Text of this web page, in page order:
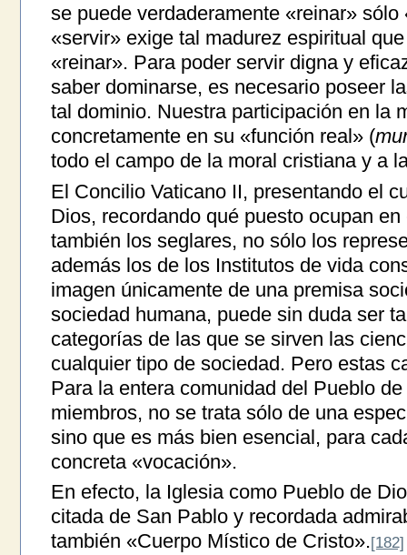
se puede verdaderamente «reinar»
«servir» exige tal madurez espiritual
«reinar». Para poder servir digna y
saber dominarse, es necesario poseer
tal dominio. Nuestra participación en la
concretamente en su «función real» (
todo el campo de la moral cristiana y a
El Concilio Vaticano II, presentando el
Dios, recordando qué puesto ocupan
también los seglares, no sólo los
además los de los Institutos de vida
imagen únicamente de una premisa
sociedad humana, puede sin duda ser
categorías de las que se sirven las
cualquier tipo de sociedad. Pero estas
Para la entera comunidad del Pueblo
miembros, no se trata sólo de una
sino que es más bien esencial, para
concreta «vocación».
En efecto, la Iglesia como Pueblo de
citada de San Pablo y recordada
también «Cuerpo Místico de Cristo».[182]